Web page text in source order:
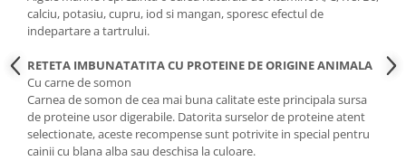
calciu, potasiu, cupru, iod si mangan, sporesc efectul de
indepartare a tartrului.
RETETA IMBUNATATITA CU PROTEINE DE ORIGINE ANIMALA
Cu carne de somon
Carnea de somon de cea mai buna calitate este principala sursa
de proteine usor digerabile. Datorita surselor de proteine atent
selectionate, aceste recompense sunt potrivite in special pentru
cainii cu blana alba sau deschisa la culoare.